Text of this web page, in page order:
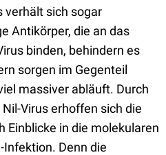
verhält sich sogar
Antikörper, die an das
binden, behindern es
sorgen im Gegenteil
massiver abläuft. Durch
Virus erhoffen sich die
Einblicke in die molekularen
Infektion. Denn die